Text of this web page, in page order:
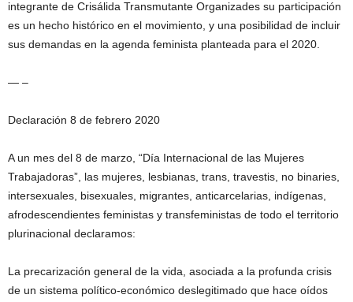
integrante de Crisálida Transmutante Organizades su participación
es un hecho histórico en el movimiento, y una posibilidad de incluir
sus demandas en la agenda feminista planteada para el 2020.
— –
Declaración 8 de febrero 2020
A un mes del 8 de marzo, “Día Internacional de las Mujeres
Trabajadoras”, las mujeres, lesbianas, trans, travestis, no binaries,
intersexuales, bisexuales, migrantes, anticarcelarias, indígenas,
afrodescendientes feministas y transfeministas de todo el territorio
plurinacional declaramos:
La precarización general de la vida, asociada a la profunda crisis
de un sistema político-económico deslegitimado que hace oídos